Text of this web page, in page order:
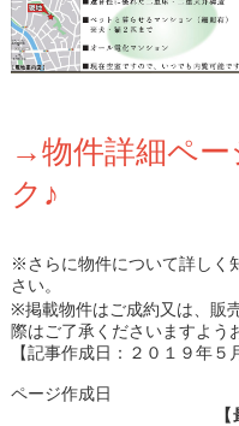
→物件詳細ペー
ク♪
※さらに物件について詳しく
さい。
※掲載物件はご成約又は、販
際はご了承くださいますよう
【記事作成日：２０１９年５
ページ作成日